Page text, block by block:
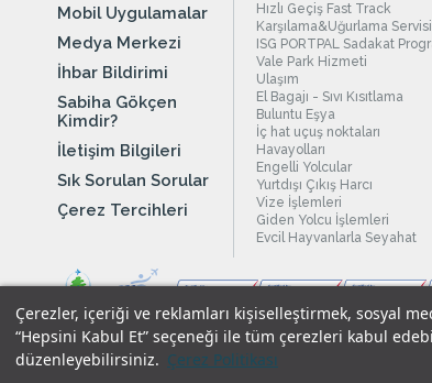
Çerezler, içeriği ve reklamları kişiselleştirmek, sosyal
“Hepsini Kabul Et” seçeneği ile tüm çerezleri kabul
düzenleyebilirsiniz. Çerez Politikası
Mobil Uygulamalar
Medya Merkezi
İhbar Bildirimi
Sabiha Gökçen
Kimdir?
İletişim Bilgileri
Sık Sorulan Sorular
Çerez Tercihleri
Hızlı Geçiş Fast Track
Karşılama&Uğurlama Servisi
ISG PORTPAL Sadakat
Vale Park Hizmeti
Ulaşım
El Bagajı - Sıvı Kısıtlama
Buluntu Eşya
İç hat uçuş noktaları
Havayolları
Engelli Yolcular
Yurtdışı Çıkış Harcı
Vize İşlemleri
Giden Yolcu İşlemleri
Evcil Hayvanlarla Seyahat
Yasal Uyarılar Çerez Politikamız